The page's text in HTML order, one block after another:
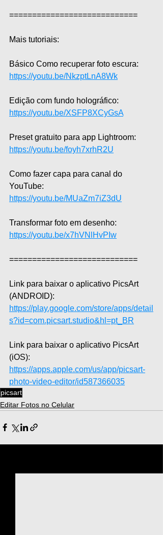
============================
Mais tutoriais:
Básico Como recuperar foto escura:
https://youtu.be/NkzptLnA8Wk
Edição com fundo holográfico:
https://youtu.be/XSFP8XCyGsA
Preset gratuito para app Lightroom:
https://youtu.be/foyh7xrhR2U
Como fazer capa para canal do
YouTube:
https://youtu.be/MUaZm7iZ3dU
Transformar foto em desenho:
https://youtu.be/x7hVNlHvPIw
============================
Link para baixar o aplicativo PicsArt
(ANDROID):
https://play.google.com/store/apps/detail
s?id=com.picsart.studio&hl=pt_BR
Link para baixar o aplicativo PicsArt
(iOS):
https://apps.apple.com/us/app/picsart-
photo-video-editor/id587366035
picsart
Editar Fotos no Celular